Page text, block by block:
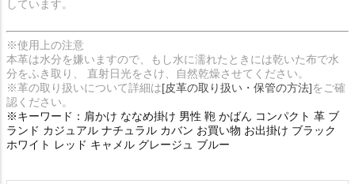
しています。
※使用上の注意
本革は水分を嫌いますので、もし水に濡れたときには乾いた布で水
分をふき取り、 直射日光をさけ、自然乾燥させてください。
※革の取り扱いについて詳細は[皮革の取り扱い・保管の方法]をご確
認ください。
※キーワード：肩かけ ななめ掛け 男性 鞄 かばん コンパクト 革 ブ
ランド カジュアル ナチュラル カバン お買い物 お出掛け ブラック
ホワイト レッド キャメル グレージュ ブルー